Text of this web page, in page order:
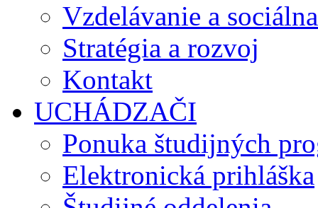
Vzdelávanie a
Stratégia a rozvoj
Kontakt
UCHÁDZAČI
Ponuka študijných
Elektronická prihláška